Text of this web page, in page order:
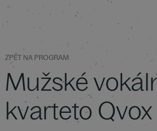
ZPĚT NA PROGRAM
Mužské
kvarteto Qvox